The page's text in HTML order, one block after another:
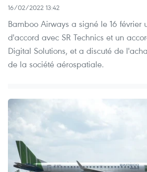
16/02/2022 13:42
Bamboo Airways a signé le 16 février
d'accord avec SR Technics et un
Digital Solutions, et a discuté de
de la société aérospatiale.